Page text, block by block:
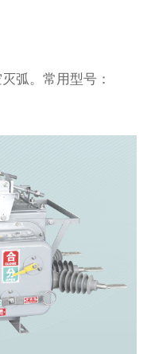
弧。常用型号：